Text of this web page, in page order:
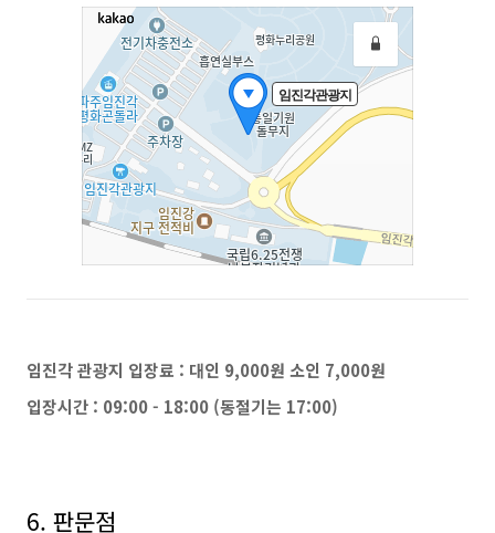
임진각 관광지 입장료 : 대인 9,000원 소인 7,000원
입장시간 : 09:00 - 18:00 (동절기는 17:00)
6. 판문점